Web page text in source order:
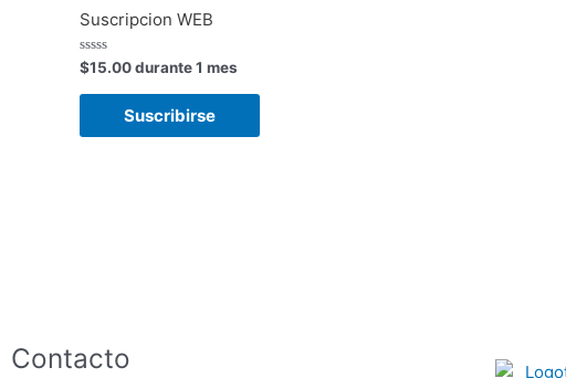
Suscripcion WEB
Valorado
con
0
$15.00durante 1 mes
Suscribirse
Contacto